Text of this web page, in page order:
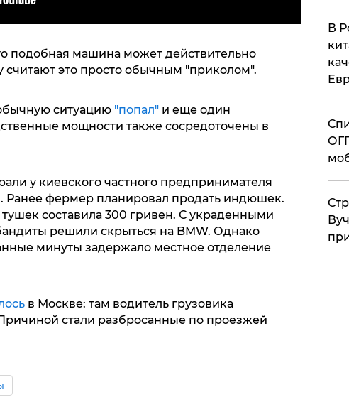
подобная машина может действительно
считают это просто обычным "приколом".
ситуацию"попал" и еще один
мощности также сосредоточены в
у киевского частного предпринимателя
Ранее фермер планировал продать индюшек.
составила 300 гривен. С украденными
решили скрыться на BMW. Однако
минуты задержало местное отделение
в Москве: там водитель грузовика
стали разбросанные по проезжей
В